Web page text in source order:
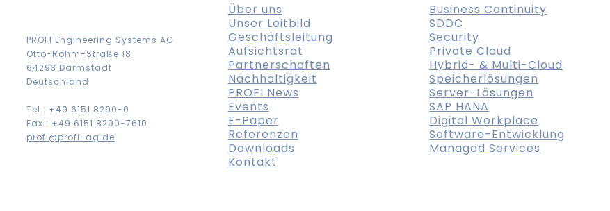
PROFI Engineering Systems AG
Otto-Röhm-Straße 18
64293 Darmstadt
Deutschland
Tel.: +49 6151 8290-0
Fax.: +49 6151 8290-7610
profi@profi-ag.de
Über uns
Unser Leitbild
Geschäftsleitung
Aufsichtsrat
Partnerschaften
Nachhaltigkeit
PROFI News
Events
E-Paper
Referenzen
Downloads
Kontakt
Business Continuity
SDDC
Security
Private Cloud
Hybrid- & Multi-Cloud
Speicherlösungen
Server-Lösungen
SAP HANA
Digital Workplace
Software-Entwicklung
Managed Services